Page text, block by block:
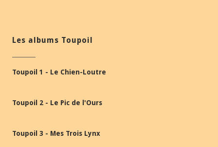
Les albums Toupoil
Toupoil 1 - Le Chien-Loutre
Toupoil 2 - Le Pic de l'Ours
Toupoil 3 - Mes Trois Lynx